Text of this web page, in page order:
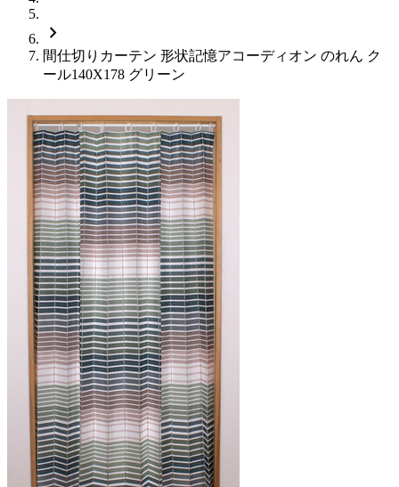
chevron_right
間仕切りカーテン 形状記憶アコーディオン のれん ク
ール140X178 グリーン